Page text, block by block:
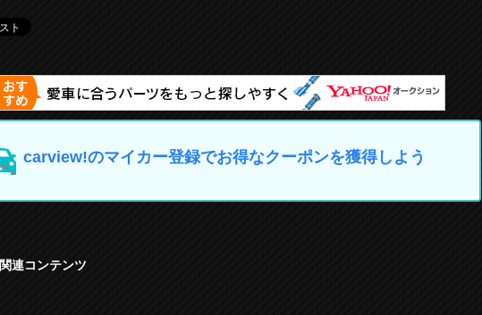
carview!のマイカー登録でお得なクーポンを獲得しよう
関連コンテンツ